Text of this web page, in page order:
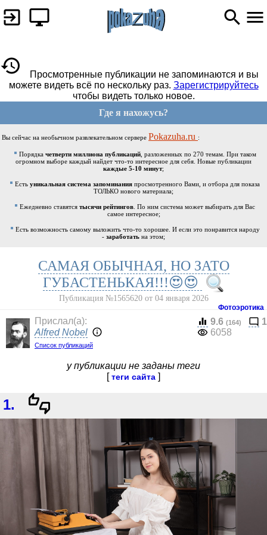
Просмотренные публикации не запоминаются и вы
можете видеть всё по нескольку раз. Зарегистрируйтесь
чтобы видеть только новое.
Где я нахожусь?
Вы сейчас на необычном развлекательном сервере Pokazuha.ru :
Порядка четверти миллиона публикаций, разложенных по 270 темам. При таком
огромном выборе каждый найдет что-то интересное для себя. Новые публикации
каждые 5-10 минут;
Есть уникальная система запоминания просмотренного Вами, и отбора для показа
ТОЛЬКО нового материала;
Ежедневно ставятся тысячи рейтингов . По ним система может выбирать для Вас
самое интересное;
Есть возможность самому выложить что-то хорошее. И если это понравится народу
- заработать на этом;
САМАЯ ОБЫЧНАЯ, НО ЗАТО
ГУБАСТЕНЬКАЯ!!!😍😍
Публикация №1565620 от 04 января 2026
Фотоэротика
Прислал(a):
Alfred Nobel
Список публикаций
9.6 (164)
1
6058
у публикации не заданы теги
теги сайта
1.